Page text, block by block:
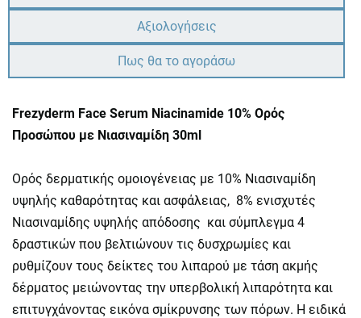
Αξιολογήσεις
Πως θα το αγοράσω
Frezyderm Face Serum Niacinamide 10% Ορός
Προσώπου με Νιασιναμίδη 30ml
Ορός δερματικής ομοιογένειας με 10% Νιασιναμίδη
υψηλής καθαρότητας και ασφάλειας, 8% ενισχυτές
Νιασιναμίδης υψηλής απόδοσης και σύμπλεγμα 4
δραστικών που βελτιώνουν τις δυσχρωμίες και
ρυθμίζουν τους δείκτες του λιπαρού με τάση ακμής
δέρματος μειώνοντας την υπερβολική λιπαρότητα και
επιτυγχάνοντας εικόνα σμίκρυνσης των πόρων. Η ειδικά